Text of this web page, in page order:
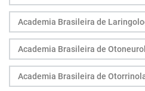
Academia Brasileira de
Academia Brasileira de
Academia Brasileira de